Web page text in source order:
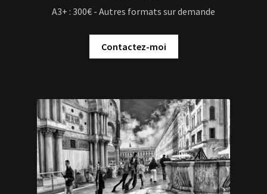
A3+ : 300€ - Autres formats sur demande
Contactez-moi